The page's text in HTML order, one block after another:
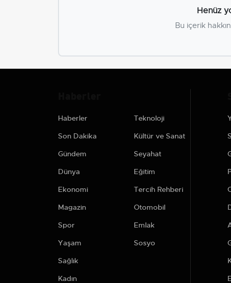
Henüz
Bu içerik
Haberler
Son Dakika
Gündem
Dünya
Ekonomi
Magazin
Spor
Yaşam
Sağlık
Kadın
Teknoloji
Kültür ve Sanat
Seyahat
Eğitim
Tercih Rehberi
Otomobil
Emlak
Sosyo